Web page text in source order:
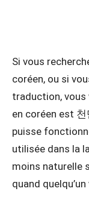
Si vous
coréen, ou si
traduction, vous
en coréen est
puisse
utilisée dans la
moins naturelle
quand